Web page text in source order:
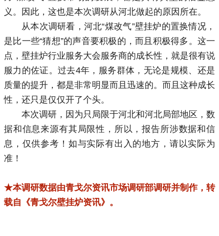
义。因此，这也是本次调研从河北做起的原因所在。
从本次调研看，河北“煤改气”壁挂炉的置换情况，
是比一些“猜想”的声音要积极的，而且积极得多。这一
点，壁挂炉行业服务大会服务商的成长性，就是很有说
服力的佐证。过去4年，服务群体，无论是规模、还是
质量的提升，都是非常明显而且迅速的。而且这种成长
性，还只是仅仅开了个头。
本次调研，因为只局限于河北和河北局部地区，数
据和信息来源有其局限性，所以，报告所涉数据和信
息，仅供参考！如与实际有出入的地方，请以实际为
准！
★本调研数据由青戈尔资讯市场调研部调研并制作，转
载自《青戈尔壁挂炉资讯》。